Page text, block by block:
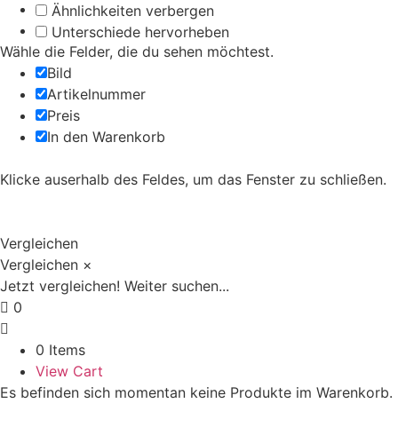
Ähnlichkeiten verbergen
Unterschiede hervorheben
Wähle die Felder, die du sehen möchtest.
Bild
Artikelnummer
Preis
In den Warenkorb
Klicke auserhalb des Feldes, um das Fenster zu schließen.
Vergleichen
Vergleichen ×
Jetzt vergleichen! Weiter suchen...
0
0 Items
View Cart
Es befinden sich momentan keine Produkte im Warenkorb.